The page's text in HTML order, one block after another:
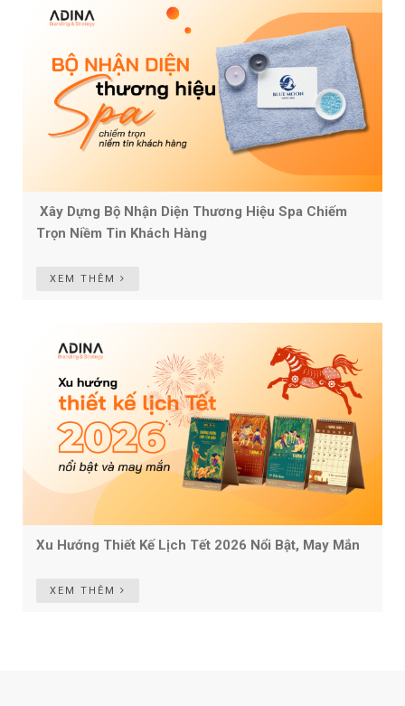
Xây Dựng Bộ Nhận Diện Thương Hiệu Spa Chiếm
Trọn Niềm Tin Khách Hàng
XEM THÊM
Xu Hướng Thiết Kế Lịch Tết 2026 Nổi Bật, May Mắn
XEM THÊM